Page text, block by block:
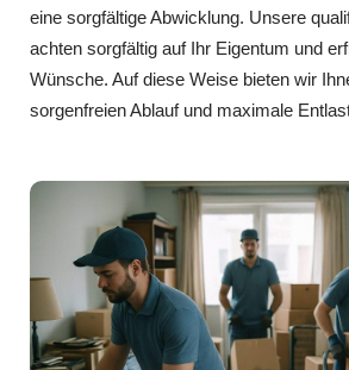
eine sorgfältige Abwicklung. Unsere
achten sorgfältig auf Ihr Eigentum und
Wünsche. Auf diese Weise bieten wir
sorgenfreien Ablauf und maximale